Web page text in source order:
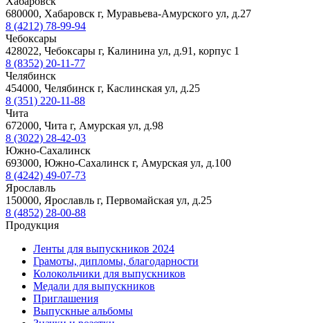
680000, Хабаровск г, Муравьева-Амурского ул, д.27
8 (4212) 78-99-94
Чебоксары
428022, Чебоксары г, Калинина ул, д.91, корпус 1
8 (8352) 20-11-77
Челябинск
454000, Челябинск г, Каслинская ул, д.25
8 (351) 220-11-88
Чита
672000, Чита г, Амурская ул, д.98
8 (3022) 28-42-03
Южно-Сахалинск
693000, Южно-Сахалинск г, Амурская ул, д.100
8 (4242) 49-07-73
Ярославль
150000, Ярославль г, Первомайская ул, д.25
8 (4852) 28-00-88
Продукция
Ленты для выпускников 2024
Грамоты, дипломы, благодарности
Колокольчики для выпускников
Медали для выпускников
Приглашения
Выпускные альбомы